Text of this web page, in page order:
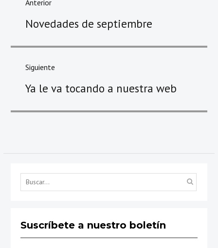
entradas
Anterior
anterior
Novedades de septiembre
Siguiente
siguiente
Ya le va tocando a nuestra web
Suscríbete a nuestro boletín